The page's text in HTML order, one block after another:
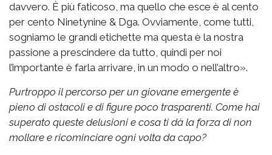
davvero. È più faticoso, ma quello che esce è al cento
per cento Ninetynine & Dga. Ovviamente, come tutti,
sogniamo le grandi etichette ma questa è la nostra
passione a prescindere da tutto, quindi per noi
l’importante è farla arrivare, in un modo o nell’altro».
Purtroppo il percorso per un giovane emergente è
pieno di ostacoli e di figure poco trasparenti. Come hai
superato queste delusioni e cosa ti dà la forza di non
mollare e ricominciare ogni volta da capo?